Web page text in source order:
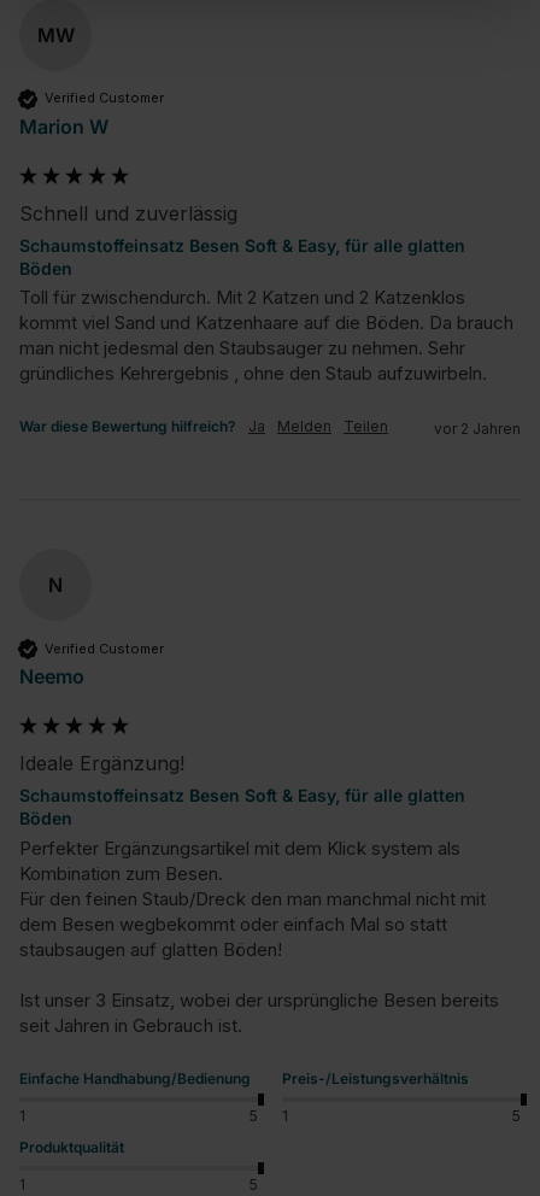
MW
Verified Customer
Marion W
Schnell und zuverlässig
Schaumstoffeinsatz Besen Soft & Easy, für alle glatten
Böden
Toll für zwischendurch. Mit 2 Katzen und 2 Katzenklos
kommt viel Sand und Katzenhaare auf die Böden. Da brauch
man nicht jedesmal den Staubsauger zu nehmen. Sehr
gründliches Kehrergebnis , ohne den Staub aufzuwirbeln.
War diese Bewertung hilfreich? Ja Melden Teilen vor 2 Jahren
N
Verified Customer
Neemo
Ideale Ergänzung!
Schaumstoffeinsatz Besen Soft & Easy, für alle glatten
Böden
Perfekter Ergänzungsartikel mit dem Klick system als
Kombination zum Besen.
Für den feinen Staub/Dreck den man manchmal nicht mit
dem Besen wegbekommt oder einfach Mal so statt
staubsaugen auf glatten Böden!
Ist unser 3 Einsatz, wobei der ursprüngliche Besen bereits
seit Jahren in Gebrauch ist.
Einfache Handhabung/Bedienung
1 5
Preis-/Leistungsverhältnis
1
5
Produktqualität
1 5